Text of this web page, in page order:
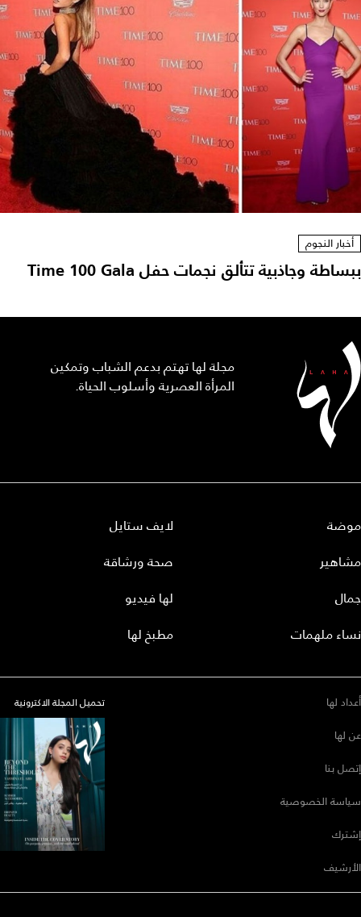
أخبار النجوم
ببساطة وجاذبية تتألق نجمات حفل Time 100 Gala
مجلة لها تهتم بدعم الشباب وتمكين
المرأة العصرية وأسلوب الحياة.
موضة
مشاهير
جمال
نساء ملهمات
لايف ستايل
صحة ورشاقة
لها فيديو
مطبخ لها
أعداد لها
عن لها
إتصل بنا
سياسة الخصوصية
إشترك
الأرشيف
تحميل المجلة الاكترونية